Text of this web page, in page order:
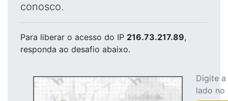
conosco.
Para liberar o acesso do IP 216.73.217.89,
responda ao desafio abaixo.
Digite
lado no